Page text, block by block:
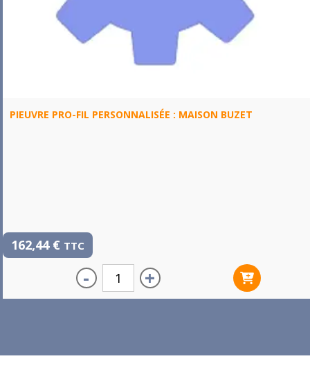
PIEUVRE PRO-FIL PERSONNALISÉE : MAISON BUZET
162,44 € TTC
- +